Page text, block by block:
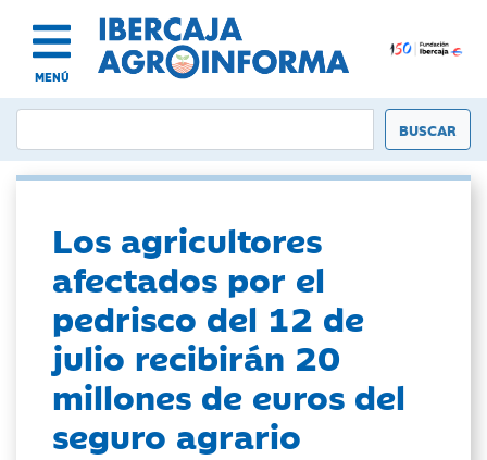
MENÚ
Los agricultores
afectados por el
pedrisco del 12 de
julio recibirán 20
millones de euros del
seguro agrario